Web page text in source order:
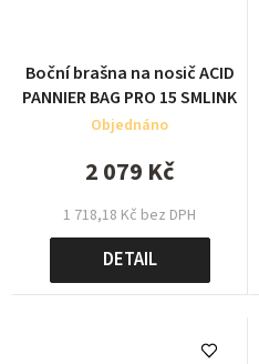
Boční brašna na nosič ACID
PANNIER BAG PRO 15 SMLINK
Objednáno
1 718,18 Kč bez DPH
2 079 Kč
DETAIL